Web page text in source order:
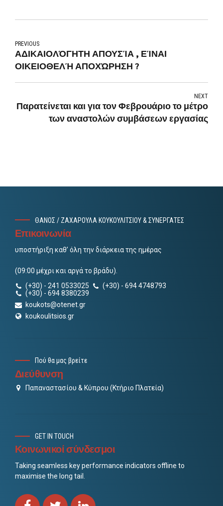
PREVIOUS
ΑΔΙΚΑΙΟΛΌΓΗΤΗ ΑΠΟΥΣΊΑ , ΕΊΝΑΙ
ΟΙΚΕΙΟΘΕΛΉ ΑΠΟΧΏΡΗΣΗ ?
NEXT
Παρατείνεται και για τον Φεβρουάριο το μέτρο
των αναστολών συμβάσεων εργασίας
ΘΑΝΟΣ / ΖΑΧΑΡΟΥΛΑ ΚΟΥΚΟΥΛΙΤΣΙΟΥ & ΣΥΝΕΡΓΑΤΕΣ
Επικοινωνία
υποστήριξη καθ’ όλη την διάρκεια της ημέρας
(09:00 μέχρι και αργά το βράδυ).
(+30) - 241 0533025
(+30) - 694 4748793
(+30) - 694 8380239
koukots@otenet.gr
koukoulitsios.gr
Πού θα μας βρείτε
Διεύθυνση
Παπαναστασίου & Κύπρου (Κτήριο Πλατεία)
GET IN TOUCH
Κοινωνικοί σύνδεσμοι
Taking seamless key performance indicators offline to
maximise the long tail.